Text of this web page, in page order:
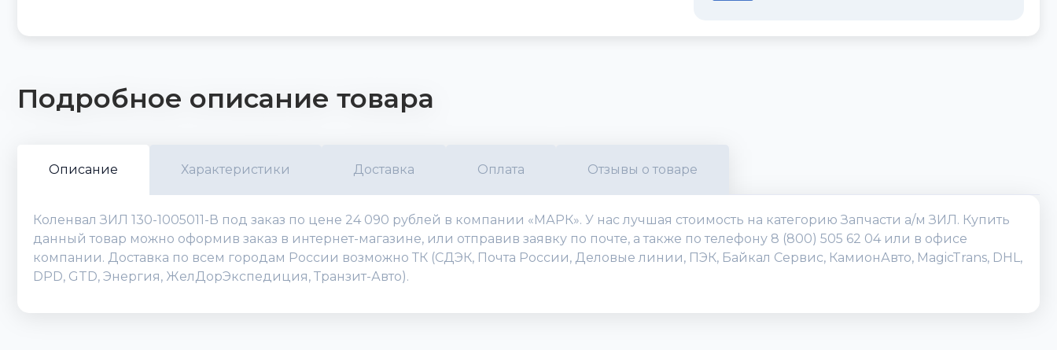
Подробное описание товара
Описание Характеристики Доставка Оплата Отзывы о товаре
Коленвал ЗИЛ 130-1005011-В под заказ по цене 24 090 рублей в компании «МАРК». У нас лучшая стоимость на категорию Запчасти а/м ЗИЛ. Купить
данный товар можно оформив заказ в интернет-магазине, или отправив заявку по почте, а также по телефону 8 (800) 505 62 04 или в офисе
компании. Доставка по всем городам России возможно ТК (СДЭК, Почта России, Деловые линии, ПЭК, Байкал Сервис, КамионАвто, MagicTrans, DHL,
DPD, GTD, Энергия, ЖелДорЭкспедиция, Транзит-Авто).